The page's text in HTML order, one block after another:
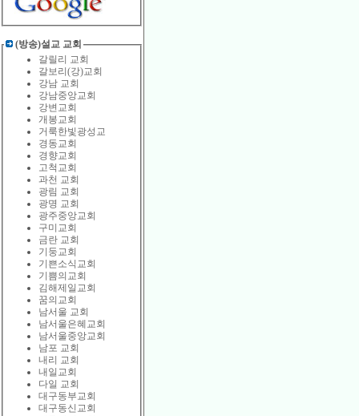
(방송)설교 교회
갈릴리 교회
갈보리(강)교회
강남 교회
강남중앙교회
강변교회
개봉교회
거룩한빛광성교
경동교회
경향교회
고척교회
과천 교회
광림 교회
광명 교회
광주중앙교회
구미교회
금란 교회
기둥교회
기쁜소식교회
기쁨의교회
김해제일교회
꿈의교회
남서울 교회
남서울은혜교회
남서울중앙교회
남포 교회
내리 교회
내일교회
다일 교회
대구동부교회
대구동신교회